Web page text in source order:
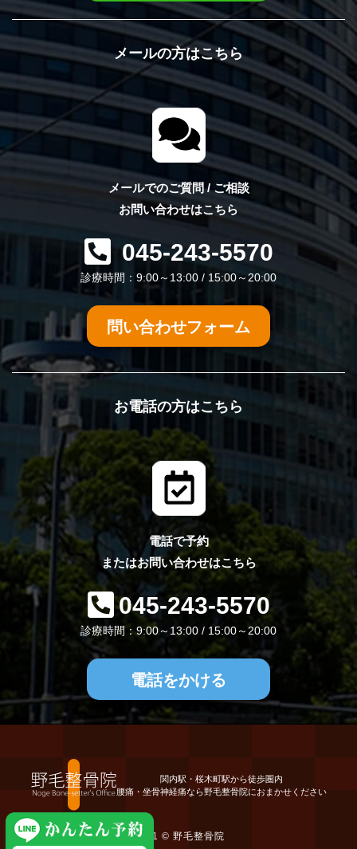
メールの方はこちら
メールでのご質問 / ご相談
お問い合わせはこちら
045-243-5570
診療時間：9:00～13:00 / 15:00～20:00
問い合わせフォーム
お電話の方はこちら
電話で予約
またはお問い合わせはこちら
045-243-5570
診療時間：9:00～13:00 / 15:00～20:00
電話をかける
関内駅・桜木町駅から徒歩圏内
腰痛・坐骨神経痛なら野毛整骨院におまかせください
2021 © 野毛整骨院